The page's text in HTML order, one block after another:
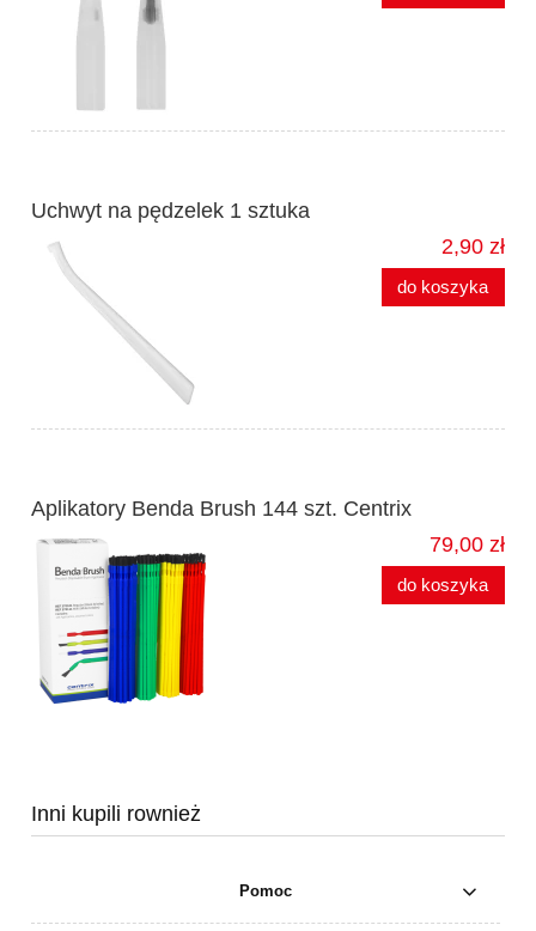
Uchwyt na pędzelek 1 sztuka
2,90 zł
do koszyka
Aplikatory Benda Brush 144 szt. Centrix
79,00 zł
do koszyka
Inni kupili rownież
Pomoc